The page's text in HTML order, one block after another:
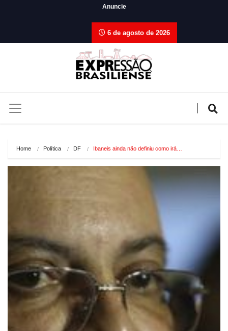
Anuncie
6 de agosto de 2026
Home Política DF Ibaneis ainda não definiu como irá…